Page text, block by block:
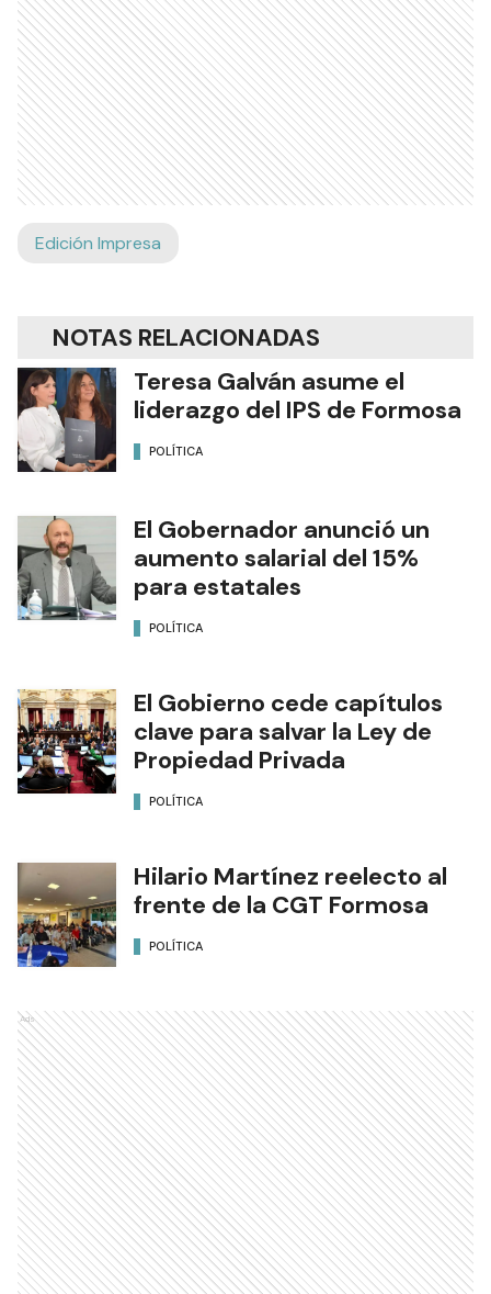
Edición Impresa
NOTAS RELACIONADAS
Teresa Galván asume el
liderazgo del IPS de Formosa
POLÍTICA
El Gobernador anunció un
aumento salarial del 15%
para estatales
POLÍTICA
El Gobierno cede capítulos
clave para salvar la Ley de
Propiedad Privada
POLÍTICA
Hilario Martínez reelecto al
frente de la CGT Formosa
POLÍTICA
Ads